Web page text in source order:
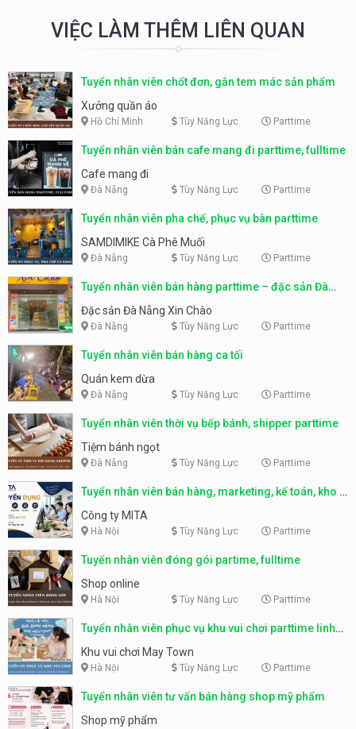
VIỆC LÀM THÊM LIÊN QUAN
Tuyển nhân viên chốt đơn, gắn tem mác sản phẩm
Xưởng quần áo
Hồ Chí Minh Tùy Năng Lực Parttime
Tuyển nhân viên bán cafe mang đi parttime, fulltime
Cafe mang đi
Đà Nẵng Tùy Năng Lực Parttime
Tuyển nhân viên pha chế, phục vụ bàn parttime
SAMDIMIKE Cà Phê Muối
Đà Nẵng Tùy Năng Lực Parttime
Tuyển nhân viên bán hàng parttime – đặc sản Đà
Nẵng
Đặc sản Đà Nẵng Xin Chào
Đà Nẵng Tùy Năng Lực Parttime
Tuyển nhân viên bán hàng ca tối
Quán kem dừa
Đà Nẵng Tùy Năng Lực Parttime
Tuyển nhân viên thời vụ bếp bánh, shipper parttime
Tiệm bánh ngọt
Đà Nẵng Tùy Năng Lực Parttime
Tuyển nhân viên bán hàng, marketing, kế toán, kho –
parttime, fulltime
Công ty MITA
Hà Nội Tùy Năng Lực Parttime
Tuyển nhân viên đóng gói partime, fulltime
Shop online
Hà Nội Tùy Năng Lực Parttime
Tuyển nhân viên phục vụ khu vui chơi parttime linh
động
Khu vui chơi May Town
Hà Nội Tùy Năng Lực Parttime
Tuyển nhân viên tư vấn bán hàng shop mỹ phẩm
Shop mỹ phẩm